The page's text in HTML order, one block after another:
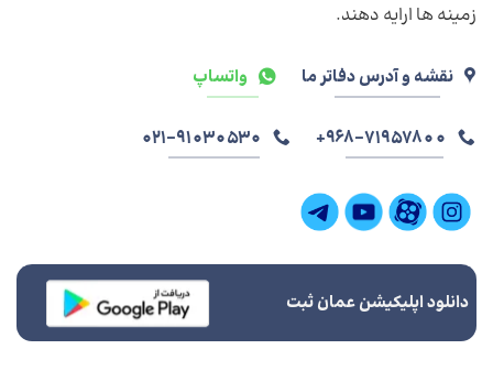
زمینه ها ارایه دهند.
نقشه و آدرس دفاتر ما واتساپ
968-71957800+
021-91030530
دانلود اپلیکیشن عمان ثبت